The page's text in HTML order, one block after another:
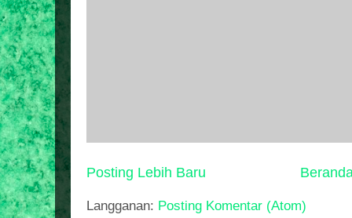
Posting Lebih Baru
Langganan: Posting Komentar (Atom)